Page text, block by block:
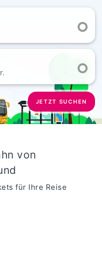
JETZT SUCHEN
von
für Ihre Reise